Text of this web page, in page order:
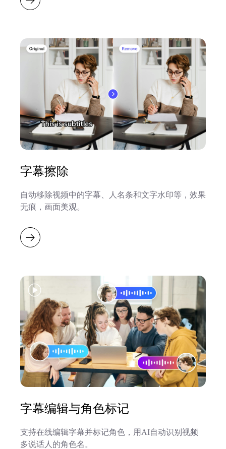
字幕擦除
自动移除视频中的字幕、人名条和文字水印等，效果
无痕，画面美观。
字幕编辑与角色标记
支持在线编辑字幕并标记角色，用AI自动识别视频
多说话人的角色名。